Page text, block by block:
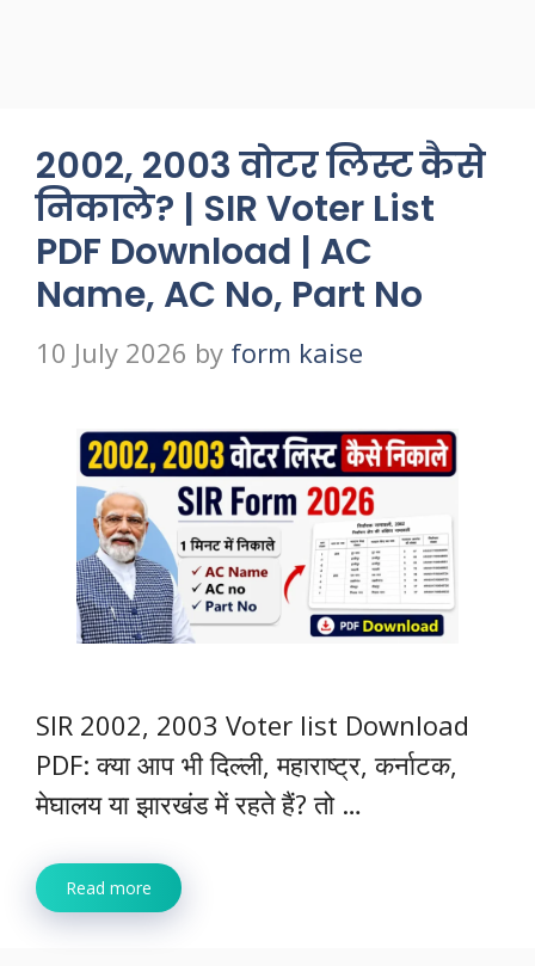
2002, 2003 वोटर लिस्ट कैसे
निकाले? | SIR Voter List
PDF Download | AC
Name, AC No, Part No
10 July 2026 by form kaise
SIR 2002, 2003 Voter list Download
PDF: क्या आप भी दिल्ली, महाराष्ट्र, कर्नाटक,
मेघालय या झारखंड में रहते हैं? तो …
Read more